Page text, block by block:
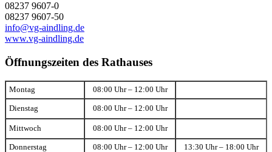
08237 9607-0
08237 9607-50
info@vg-aindling.de
www.vg-aindling.de
Öffnungszeiten des Rathauses
Montag 08:00 Uhr – 12:00 Uhr
Dienstag 08:00 Uhr – 12:00 Uhr
Mittwoch 08:00 Uhr – 12:00 Uhr
Donnerstag 08:00 Uhr – 12:00 Uhr 13:30 Uhr – 18:00 Uhr